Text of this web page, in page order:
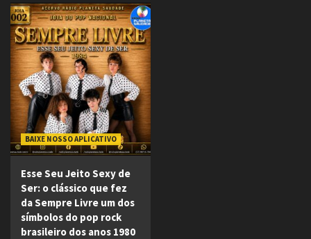
BAIXE NOSSO APLICATIVO
Esse Seu Jeito Sexy de
Ser: o clássico que fez
da Sempre Livre um dos
símbolos do pop rock
brasileiro dos anos 1980